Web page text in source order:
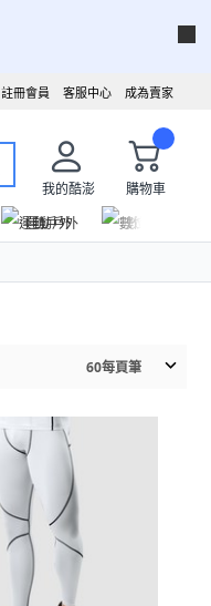
成為賣家
客服中心
註冊會員
我的酷澎
購物車
運動戶外 數位家電
60每頁筆